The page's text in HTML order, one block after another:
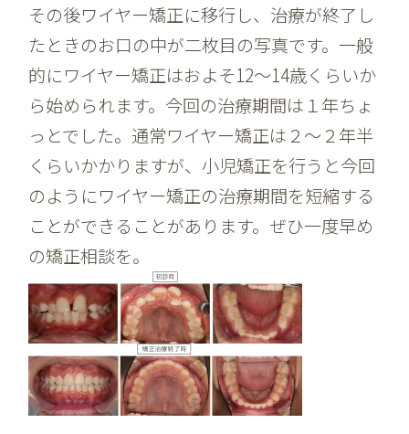
その後ワイヤー矯正に移行し、治療が終了し
たときのお口の中が二枚目の写真です。一般
的にワイヤー矯正はおよそ12～14歳くらいか
ら始められます。今回の治療期間は１年ちょ
っとでした。通常ワイヤー矯正は２～２年半
くらいかかりますが、小児矯正を行うと今回
のようにワイヤー矯正の治療期間を短縮する
ことができることがあります。ぜひ一度早め
の矯正相談を。